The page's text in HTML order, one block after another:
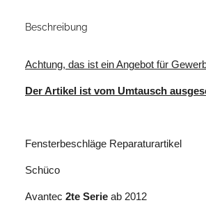
Beschreibung
Achtung, das ist ein Angebot für
Der Artikel ist vom Umtausch
Fensterbeschläge Reparaturartikel
Schüco
Avantec 2te Serie ab 2012